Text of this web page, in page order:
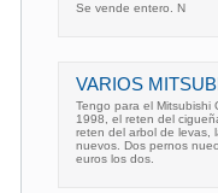
Se vende entero. N
VARIOS
Tengo para el Mitsubishi
1998, el reten del
reten del arbol de levas,
nuevos. Dos pernos
euros los dos.